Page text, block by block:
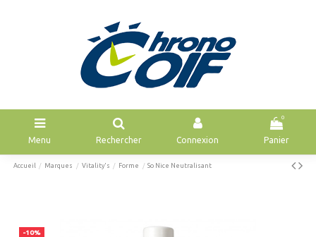
Menu Rechercher Connexion
0
Panier
Accueil Marques Vitality's Forme So Nice Neutralisant
-10%